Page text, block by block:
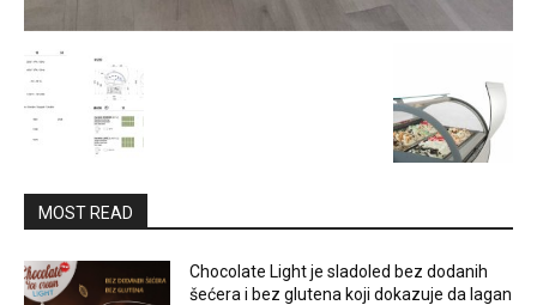
MOST READ
Chocolate Light je sladoled bez dodanih
šećera i bez glutena koji dokazuje da lagan